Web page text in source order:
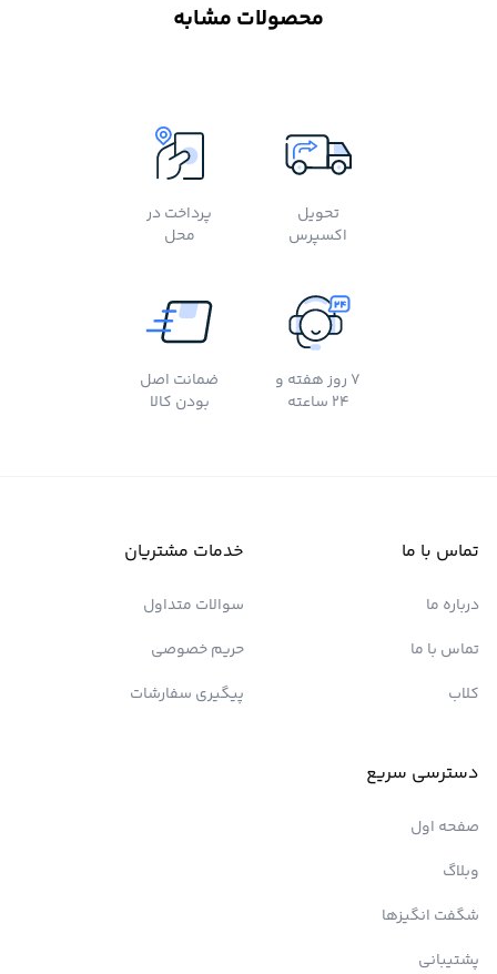
محصولات مشابه
تحویل
اکسپرس
پرداخت در
محل
7 روز هفته و
24 ساعته
ضمانت اصل
بودن کالا
تماس با ما
درباره ما
تماس با ما
کلاب
خدمات مشتریان
سوالات متداول
حریم خصوصی
پیگیری سفارشات
دسترسی سریع
صفحه اول
وبلاگ
شگفت انگیزها
پشتیبانی